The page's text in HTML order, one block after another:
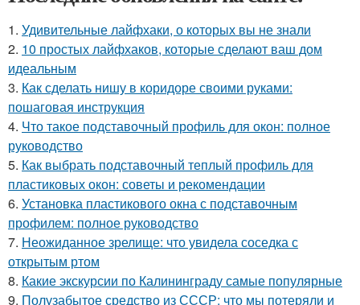
1. Удивительные лайфхаки, о которых вы не знали
2. 10 простых лайфхаков, которые сделают ваш дом
идеальным
3. Как сделать нишу в коридоре своими руками:
пошаговая инструкция
4. Что такое подставочный профиль для окон: полное
руководство
5. Как выбрать подставочный теплый профиль для
пластиковых окон: советы и рекомендации
6. Установка пластикового окна с подставочным
профилем: полное руководство
7. Неожиданное зрелище: что увидела соседка с
открытым ртом
8. Какие экскурсии по Калининграду самые популярные
9. Полузабытое средство из СССР: что мы потеряли и